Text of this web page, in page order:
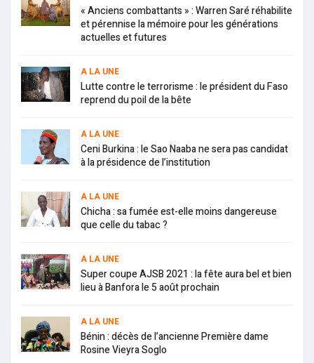
« Anciens combattants » : Warren Saré réhabilite
et pérennise la mémoire pour les générations
actuelles et futures
A LA UNE
Lutte contre le terrorisme : le président du Faso
reprend du poil de la bête
A LA UNE
Ceni Burkina : le Sao Naaba ne sera pas candidat
à la présidence de l’institution
A LA UNE
Chicha : sa fumée est-elle moins dangereuse
que celle du tabac ?
A LA UNE
Super coupe AJSB 2021 : la fête aura bel et bien
lieu à Banfora le 5 août prochain
A LA UNE
Bénin : décès de l’ancienne Première dame
Rosine Vieyra Soglo